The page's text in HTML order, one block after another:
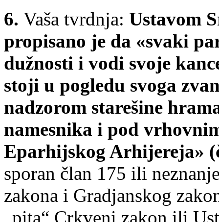
6. Vaša tvrdnja: Ustavom
propisano je da «svaki
dužnosti i vodi svoje
stoji u pogledu svoga
nadzorom starešine
namesnika i pod
Eparhijskog Arhijereja»
sporan član 175 ili
zakona i Gradjanskog
„pita“ Crkveni zakon ili